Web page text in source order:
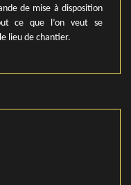
de mise à disposition
ce que l’on veut se
lieu de chantier.